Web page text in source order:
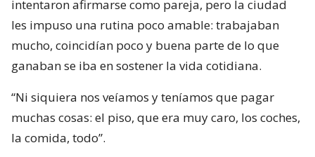
intentaron afirmarse como pareja, pero la ciudad
les impuso una rutina poco amable: trabajaban
mucho, coincidían poco y buena parte de lo que
ganaban se iba en sostener la vida cotidiana.
“Ni siquiera nos veíamos y teníamos que pagar
muchas cosas: el piso, que era muy caro, los coches,
la comida, todo”.